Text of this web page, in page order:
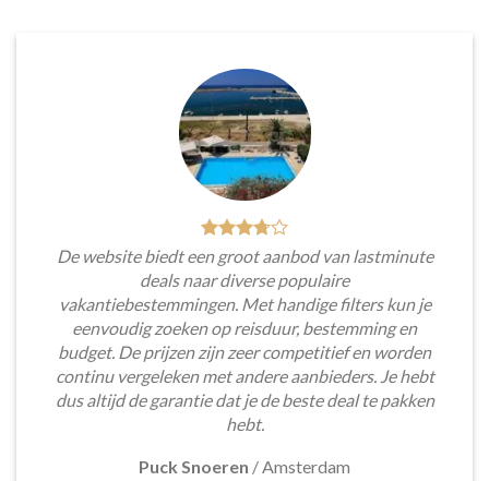
De website biedt een groot aanbod van lastminute
deals naar diverse populaire
vakantiebestemmingen. Met handige filters kun je
eenvoudig zoeken op reisduur, bestemming en
budget. De prijzen zijn zeer competitief en worden
continu vergeleken met andere aanbieders. Je hebt
dus altijd de garantie dat je de beste deal te pakken
hebt.
Puck Snoeren /Amsterdam